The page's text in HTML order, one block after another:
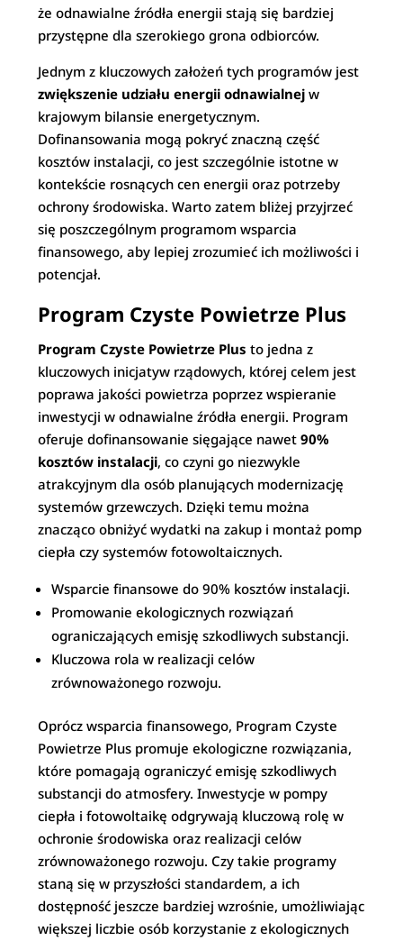
że odnawialne źródła energii stają się bardziej
przystępne dla szerokiego grona odbiorców.
Jednym z kluczowych założeń tych programów jest
zwiększenie udziału energii odnawialnej w
krajowym bilansie energetycznym.
Dofinansowania mogą pokryć znaczną część
kosztów instalacji, co jest szczególnie istotne w
kontekście rosnących cen energii oraz potrzeby
ochrony środowiska. Warto zatem bliżej przyjrzeć
się poszczególnym programom wsparcia
finansowego, aby lepiej zrozumieć ich możliwości i
potencjał.
Program Czyste Powietrze Plus
Program Czyste Powietrze Plus to jedna z
kluczowych inicjatyw rządowych, której celem jest
poprawa jakości powietrza poprzez wspieranie
inwestycji w odnawialne źródła energii. Program
oferuje dofinansowanie sięgające nawet90%
kosztów instalacji, co czyni go niezwykle
atrakcyjnym dla osób planujących modernizację
systemów grzewczych. Dzięki temu można
znacząco obniżyć wydatki na zakup i montaż pomp
ciepła czy systemów fotowoltaicznych.
Wsparcie finansowe do 90% kosztów instalacji.
Promowanie ekologicznych rozwiązań
ograniczających emisję szkodliwych substancji.
Kluczowa rola w realizacji celów
zrównoważonego rozwoju.
Oprócz wsparcia finansowego, Program Czyste
Powietrze Plus promuje ekologiczne rozwiązania,
które pomagają ograniczyć emisję szkodliwych
substancji do atmosfery. Inwestycje w pompy
ciepła i fotowoltaikę odgrywają kluczową rolę w
ochronie środowiska oraz realizacji celów
zrównoważonego rozwoju. Czy takie programy
staną się w przyszłości standardem, a ich
dostępność jeszcze bardziej wzrośnie, umożliwiając
większej liczbie osób korzystanie z ekologicznych